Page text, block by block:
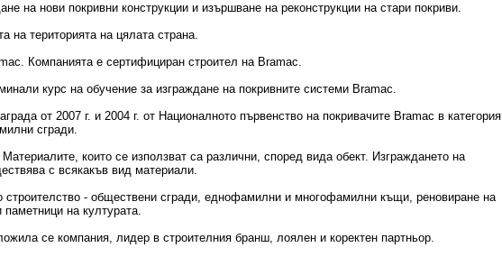
на нови покривни конструкции и изършване на реконструкции на стари покриви.
на територията на цялата страна.
Компанията е сертифициран строител на Bramac.
курс на обучение за изграждане на покривните системи Bramac.
от 2007 г. и 2004 г. от Националното първенство на покривачите Bramac в категория
сгради.
които се използват са различни, според вида обект. Изграждането на
с всякакъв вид материали.
строителство - обществени сгради, еднофамилни и многофамилни къщи, реновиране на
на културата.
се компания, лидер в строителния бранш, лоялен и коректен партньор.